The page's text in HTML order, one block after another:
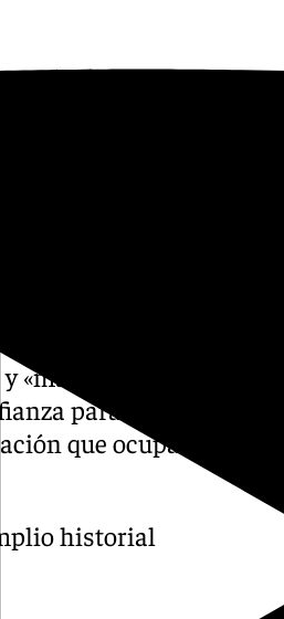
un claro
se
la gasolina,
de
derecha»
para las
que ocupan
historial